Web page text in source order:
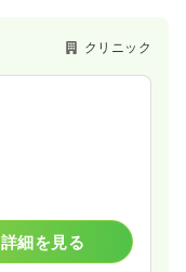
クリニック
詳細を見る